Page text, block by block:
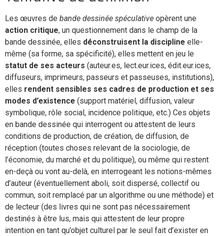
Les œuvres de bande dessinée spéculative opèrent une
action critique, un questionnement dans le champ de la
bande dessinée, elles déconstruisent la discipline elle-
même (sa forme, sa spécificité), elles mettent en jeu le
statut de ses acteurs (auteur.es, lect.eur.ices, édit.eur.ices,
diffuseurs, imprimeurs, passeurs et passeuses, institutions),
elles rendent sensibles ses cadres de production et ses
modes d’existence (support matériel, diffusion, valeur
symbolique, rôle social, incidence politique, etc.) Ces objets
en bande dessinée qui interrogent ou attestent de leurs
conditions de production, de création, de diffusion, de
réception (toutes choses relevant de la sociologie, de
l’économie, du marché et du politique), ou même qui restent
en-deçà ou vont au-delà, en interrogeant les notions-mêmes
d’auteur (éventuellement aboli, soit dispersé, collectif ou
commun, soit remplacé par un algorithme ou une méthode) et
de lecteur (des livres qui ne sont pas nécessairement
destinés à être lus, mais qui attestent de leur propre
intention en tant qu’objet culturel par le seul fait d’exister en